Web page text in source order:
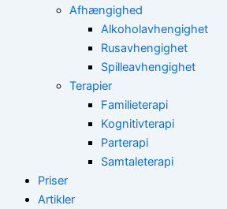
Afhængighed
Alkoholavhengighet
Rusavhengighet
Spilleavhengighet
Terapier
Familieterapi
Kognitivterapi
Parterapi
Samtaleterapi
Priser
Artikler